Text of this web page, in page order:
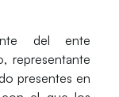
del ente
representante
presentes en